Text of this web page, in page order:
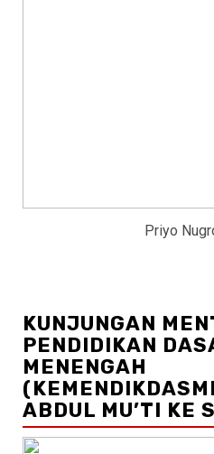
Priyo
KUNJUNGAN
PENDIDIKAN
MENENGAH
ABDUL MU’TI KE